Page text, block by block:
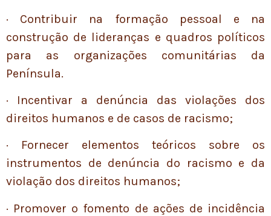
· Contribuir na formação pessoal e na
construção de lideranças e quadros políticos
para as organizações comunitárias da
Península.
· Incentivar a denúncia das violações dos
direitos humanos e de casos de racismo;
· Fornecer elementos teóricos sobre os
instrumentos de denúncia do racismo e da
violação dos direitos humanos;
· Promover o fomento de ações de incidência